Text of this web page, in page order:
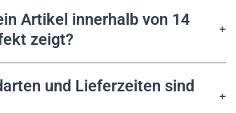
Artikel innerhalb von 14
zeigt?
und Lieferzeiten sind